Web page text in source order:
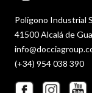
Polígono Industrial
41500 Alcalá de
(+34) 954 038 390